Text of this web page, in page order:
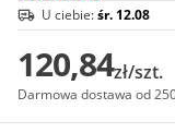
U ciebie:śr. 12.08
120,84zł/szt.
Darmowa dostawa od